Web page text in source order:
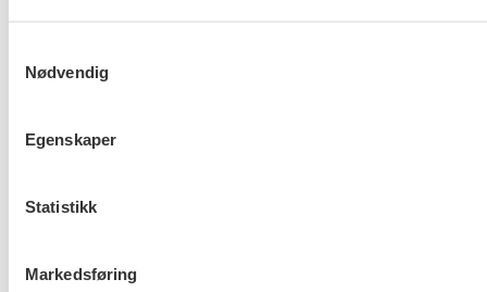
Nødvendig
Egenskaper
Statistikk
Markedsføring
Nettredaktør: nettredaktor@fo.no
Fakturaadresser til FO sentralt og FOs avdelinger